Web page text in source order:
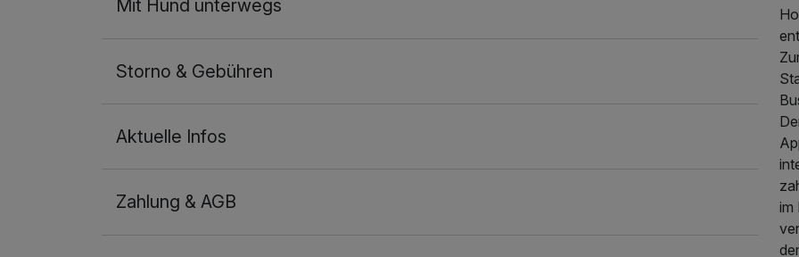
Mit Hund unterwegs
Storno & Gebühren
Aktuelle Infos
Zahlung & AGB
im